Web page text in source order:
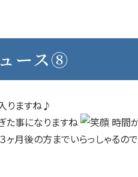
ース⑧
りますね♪
た事になりますね
時間
月後の方までいらっしゃるの